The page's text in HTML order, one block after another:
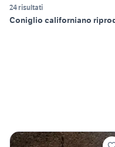
24 risultati
Coniglio californiano